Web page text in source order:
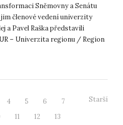
Sněmovny a Senátu
jim členové vedení univerzity
a Pavel Raška představili
– Univerzita regionu / Region
4 5 6
7
11 12
13
Starší